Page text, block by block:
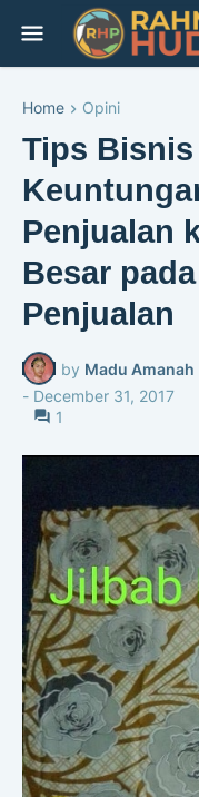
Home Opini
Tips Bisnis
Penjualan
Besar
Penjualan
by Madu
- December 31, 2017
1